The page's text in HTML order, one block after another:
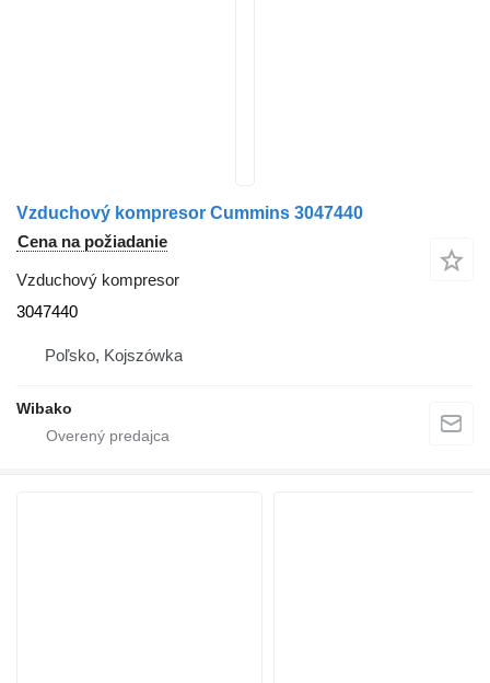
Vzduchový kompresor Cummins 3047440
Cena na požiadanie
Vzduchový kompresor
3047440
Poľsko, Kojszówka
Wibako